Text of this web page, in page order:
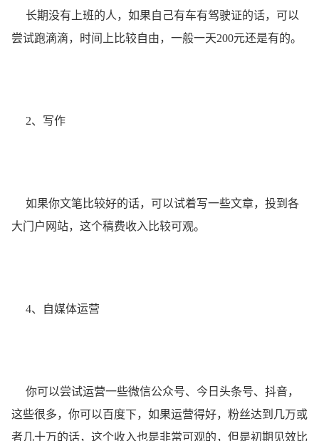
长期没有上班的人，如果自己有车有驾驶证的话，可以
尝试跑滴滴，时间上比较自由，一般一天200元还是有的。
2、写作
如果你文笔比较好的话，可以试着写一些文章，投到各
大门户网站，这个稿费收入比较可观。
4、自媒体运营
你可以尝试运营一些微信公众号、今日头条号、抖音，
这些很多，你可以百度下，如果运营得好，粉丝达到几万或
者几十万的话，这个收入也是非常可观的，但是初期见效比